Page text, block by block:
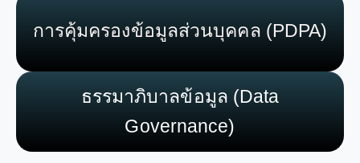
การคุ้มครองข้อมูลส่วนบุคคล (PDPA)
ธรรมาภิบาลข้อมูล (Data
Governance)